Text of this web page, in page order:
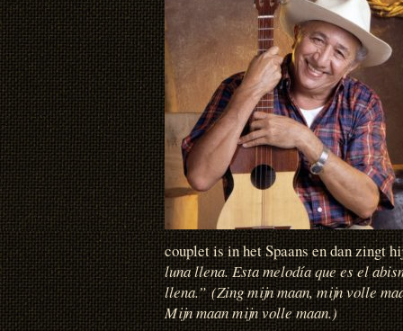
couplet is in het Spaans en dan zingt
luna llena. Esta melodía que es el
llena.” (Zing mijn maan, mijn volle
Mijn maan mijn volle maan.)